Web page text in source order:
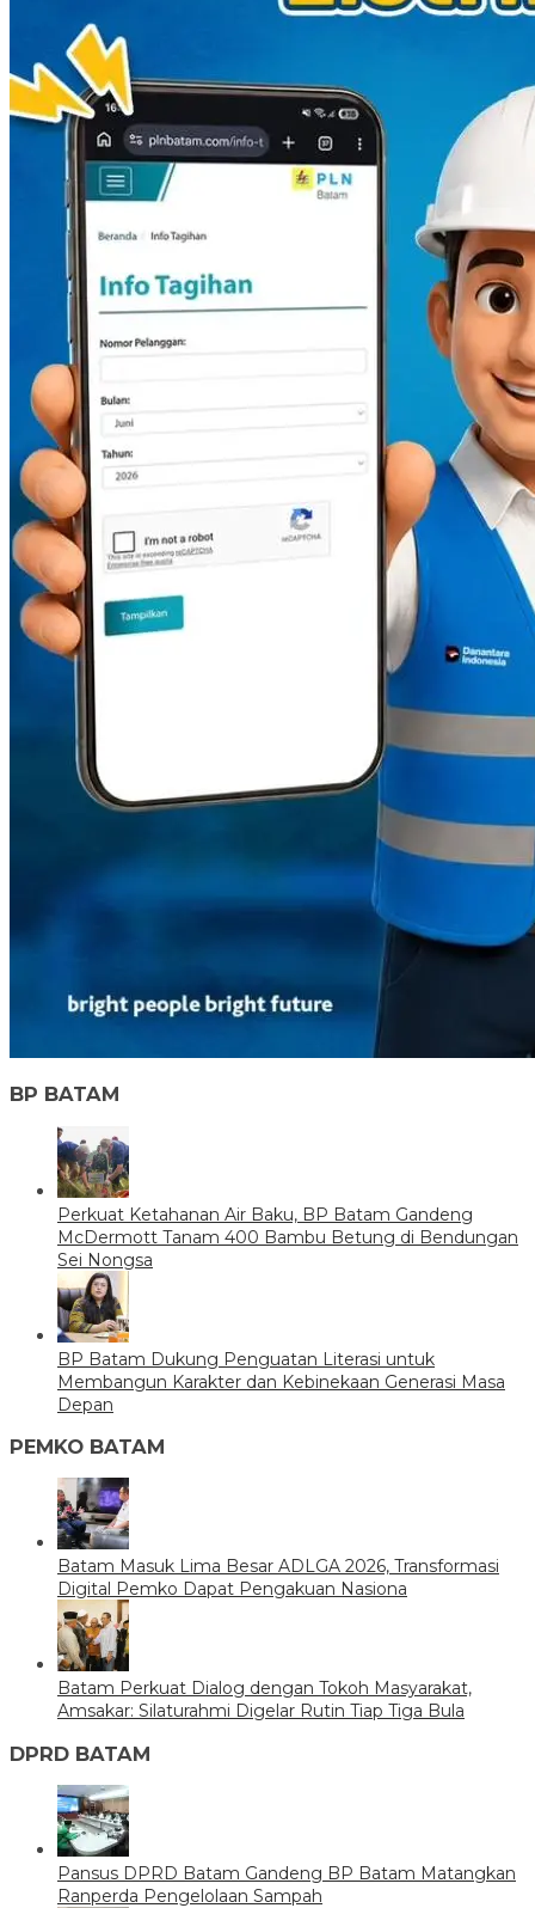
BP BATAM
Perkuat Ketahanan Air Baku, BP Batam Gandeng
McDermott Tanam 400 Bambu Betung di Bendungan
Sei Nongsa
BP Batam Dukung Penguatan Literasi untuk
Membangun Karakter dan Kebinekaan Generasi Masa
Depan
PEMKO BATAM
Batam Masuk Lima Besar ADLGA 2026, Transformasi
Digital Pemko Dapat Pengakuan Nasiona
Batam Perkuat Dialog dengan Tokoh Masyarakat,
Amsakar: Silaturahmi Digelar Rutin Tiap Tiga Bula
DPRD BATAM
Pansus DPRD Batam Gandeng BP Batam Matangkan
Ranperda Pengelolaan Sampah